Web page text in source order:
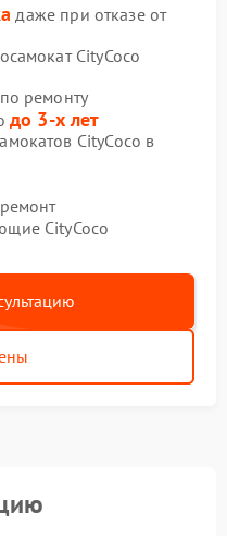
даже при отказе от
CityCoco
ремонту
до 3-х лет
CityCoco в
CityCoco